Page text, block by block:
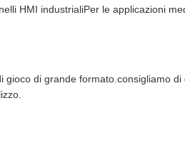
HMI industrialiPer le applicazioni
di grande formato.consigliamo